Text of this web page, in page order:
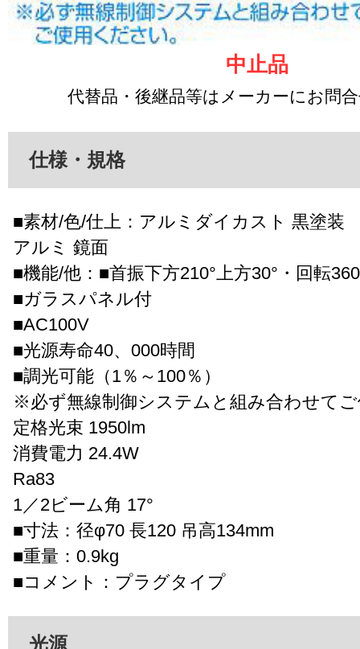
中止品
代替品・後継品等はメーカーにお問
仕様・規格
■素材/色/仕上：アルミダイカスト 黒塗装
アルミ 鏡面
■機能/他：■首振下方210°上方30°・回転
■ガラスパネル付
■AC100V
■光源寿命40、000時間
■調光可能（1％～100％）
※必ず無線制御システムと組み合わせて
定格光束 1950lm
消費電力 24.4W
Ra83
1／2ビーム角 17°
■寸法：径φ70 長120 吊高134mm
■重量：0.9kg
■コメント：プラグタイプ
光源